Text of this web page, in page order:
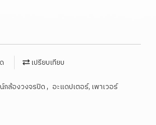
เปรียบเทียบ
ล้องวงจรปิด, อะแดปเตอร์, เพาเวอร์